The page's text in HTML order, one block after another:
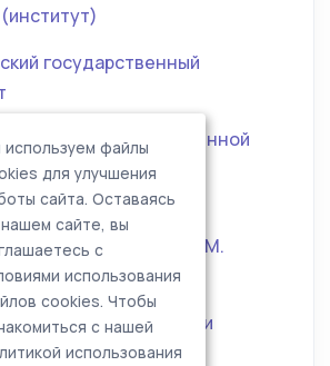
государственный
государственной
П.А. Столыпина
университет им. С.М.
Академии права и
файлы
для улучшения
сайта. Оставаясь
сайте, вы
с
использования
cookies. Чтобы
с нашей
использования